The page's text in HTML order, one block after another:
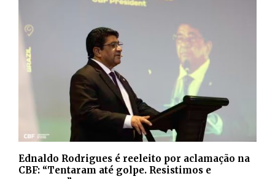
Ednaldo Rodrigues é reeleito por aclamação na
CBF: “Tentaram até golpe. Resistimos e